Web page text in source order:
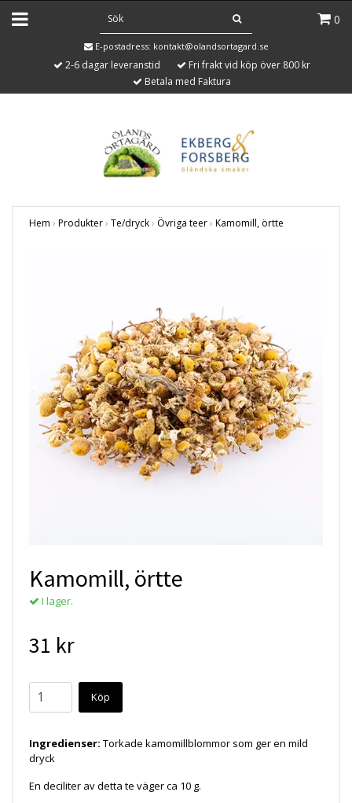
0
E-postadress: kontakt@olandsortagard.se
2-6 dagar leveranstid
Fri frakt vid köp över 800 kr
Betala med Faktura
Hem › Produkter› Te/dryck› Övriga teer› Kamomill, örtte
Kamomill, örtte
I lager.
31 kr
Köp
Ingredienser: Torkade kamomillblommor som ger en mild
dryck
En deciliter av detta te väger ca 10 g.